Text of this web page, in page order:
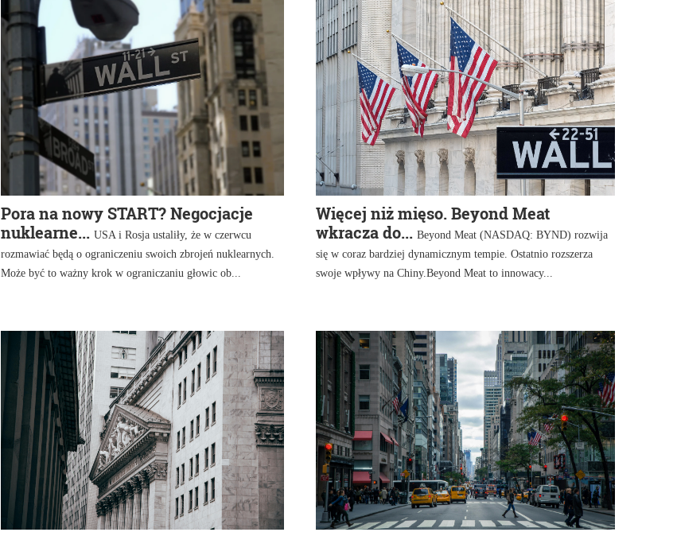
Pora na nowy START? Negocjacje
nuklearne... USA i Rosja ustaliły, że w czerwcu
rozmawiać będą o ograniczeniu swoich zbrojeń nuklearnych.
Może być to ważny krok w ograniczaniu głowic ob...
Więcej niż mięso. Beyond Meat
wkracza do... Beyond Meat (NASDAQ: BYND) rozwija
się w coraz bardziej dynamicznym tempie. Ostatnio rozszerza
swoje wpływy na Chiny.Beyond Meat to innowacy...